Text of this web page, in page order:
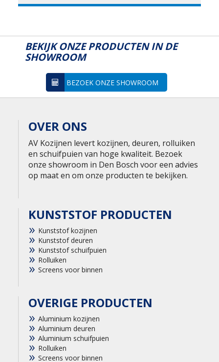
BEKIJK ONZE PRODUCTEN IN DE
SHOWROOM
BEZOEK ONZE SHOWROOM
OVER ONS
AV Kozijnen levert kozijnen, deuren, rolluiken
en schuifpuien van hoge kwaliteit. Bezoek
onze showroom in Den Bosch voor een advies
op maat en om onze producten te bekijken.
KUNSTSTOF PRODUCTEN
Kunststof kozijnen
Kunststof deuren
Kunststof schuifpuien
Rolluiken
Screens voor binnen
OVERIGE PRODUCTEN
Aluminium kozijnen
Aluminium deuren
Aluminium schuifpuien
Rolluiken
Screens voor binnen